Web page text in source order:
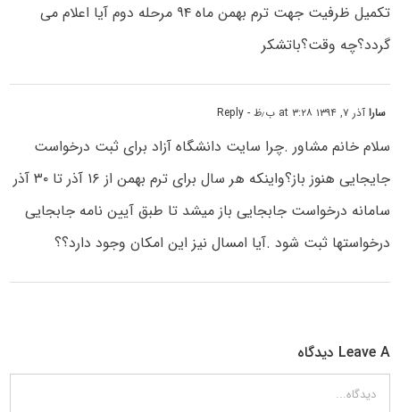
تکمیل ظرفیت جهت ترم بهمن ماه ۹۴ مرحله دوم آیا اعلام می
گردد؟چه وقت؟باتشکر
ساراآذر ۷, ۱۳۹۴ at ۳:۲۸ ب٫ظ - Reply
سلام خانم مشاور .چرا سایت دانشگاه آزاد برای ثبت درخواست
جایجایی هنوز باز؟واینکه هر سال برای ترم بهمن از ۱۶ آذر تا ۳۰ آذر
سامانه درخواست جابجایی باز میشد تا طبق آیین نامه جابجایی
درخواستها ثبت شود .آیا امسال نیز این امکان وجود دارد؟؟
Leave A دیدگاه
دیدگاه